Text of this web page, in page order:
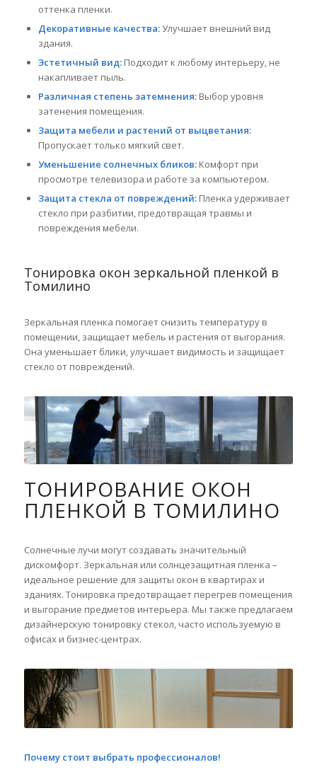
оттенка пленки.
Декоративные качества:Улучшает внешний вид
здания.
Эстетичный вид:Подходит к любому интерьеру, не
накапливает пыль.
Различная степень затемнения:Выбор уровня
затенения помещения.
Защита мебели и растений от выцветания:
Пропускает только мягкий свет.
Уменьшение солнечных бликов:Комфорт при
просмотре телевизора и работе за компьютером.
Защита стекла от повреждений:Пленка удерживает
стекло при разбитии, предотвращая травмы и
повреждения мебели.
Тонировка окон зеркальной пленкой в
Томилино
Зеркальная пленка помогает снизить температуру в
помещении, защищает мебель и растения от выгорания.
Она уменьшает блики, улучшает видимость и защищает
стекло от повреждений.
ТОНИРОВАНИЕ ОКОН
ПЛЕНКОЙ В ТОМИЛИНО
Солнечные лучи могут создавать значительный
дискомфорт. Зеркальная или солнцезащитная пленка –
идеальное решение для защиты окон в квартирах и
зданиях. Тонировка предотвращает перегрев помещения
и выгорание предметов интерьера. Мы также предлагаем
дизайнерскую тонировку стекол, часто используемую в
офисах и бизнес-центрах.
Почему стоит выбрать профессионалов!